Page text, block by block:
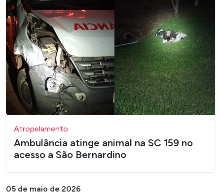
Atropelamento
Ambulância atinge animal na SC 159 no
acesso a São Bernardino
05 de maio de 2026